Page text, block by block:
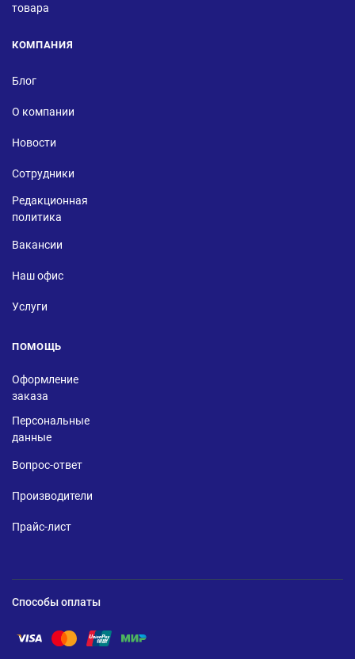
товара
КОМПАНИЯ
Блог
О компании
Новости
Сотрудники
Редакционная
политика
Вакансии
Наш офис
Услуги
ПОМОЩЬ
Оформление
заказа
Персональные
данные
Вопрос-ответ
Производители
Прайс-лист
Способы оплаты
Помощь по оплате Visa
Помощь по оплате Mastercard
Помощь по оплате UnionPay
Помощь по оплате Мир